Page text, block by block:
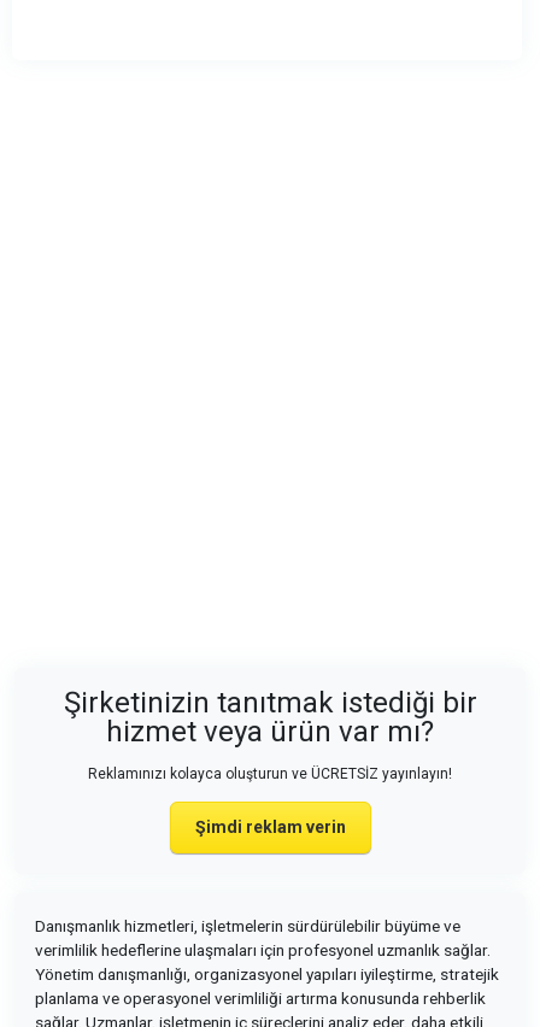
Şirketinizin tanıtmak istediği bir
hizmet veya ürün var mı?
Reklamınızı kolayca oluşturun ve ÜCRETSİZ yayınlayın!
Şimdi reklam verin
Danışmanlık hizmetleri, işletmelerin sürdürülebilir büyüme ve
verimlilik hedeflerine ulaşmaları için profesyonel uzmanlık sağlar.
Yönetim danışmanlığı, organizasyonel yapıları iyileştirme, stratejik
planlama ve operasyonel verimliliği artırma konusunda rehberlik
sağlar. Uzmanlar, işletmenin iç süreçlerini analiz eder, daha etkili